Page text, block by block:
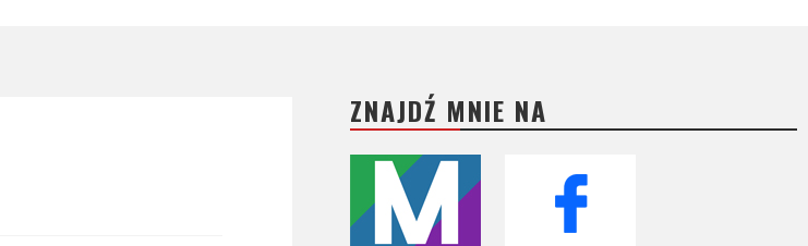
ZNAJDŹ MNIE NA